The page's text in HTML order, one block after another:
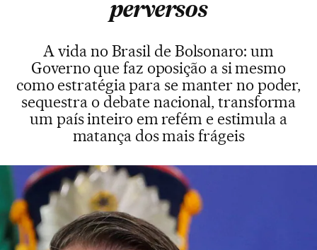
perversos
A vida no Brasil de Bolsonaro: um
Governo que faz oposição a si mesmo
como estratégia para se manter no poder,
sequestra o debate nacional, transforma
um país inteiro em refém e estimula a
matança dos mais frágeis